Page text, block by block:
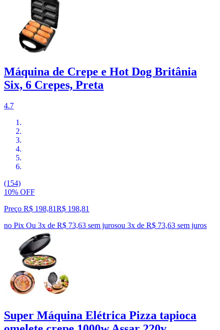
Máquina de Crepe e Hot Dog Britânia
Six, 6 Crepes, Preta
4.7
(154)
10% OFF
Preço R$ 198,81R$ 198,81
no Pix Ou 3x de R$ 73,63 sem jurosou 3x de R$ 73,63 sem juros
Super Máquina Elétrica Pizza tapioca